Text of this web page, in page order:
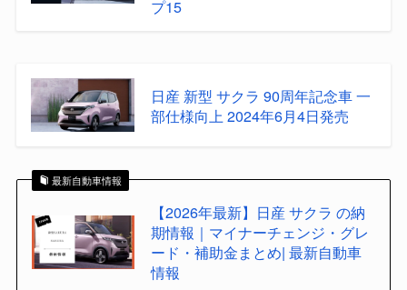
プ15
日産 新型 サクラ 90周年記念車 一
部仕様向上 2024年6月4日発売
最新自動車情報
【2026年最新】日産 サクラ の納
期情報｜マイナーチェンジ・グレ
ード・補助金まとめ| 最新自動車
情報